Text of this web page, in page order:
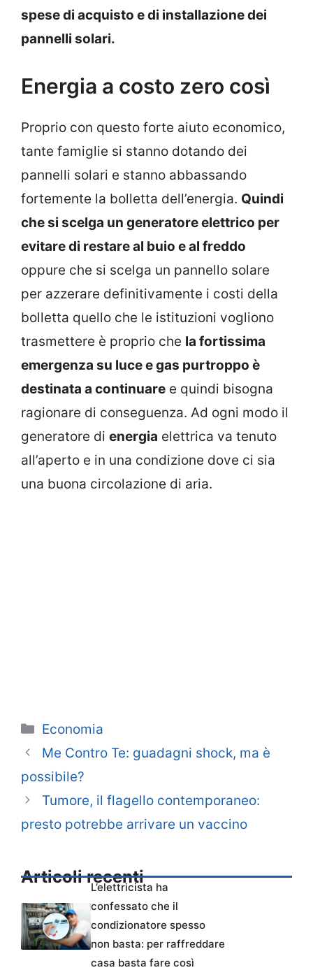
spese di acquisto e di installazione dei
pannelli solari.
Energia a costo zero così
Proprio con questo forte aiuto economico,
tante famiglie si stanno dotando dei
pannelli solari e stanno abbassando
fortemente la bolletta dell’energia. Quindi
che si scelga un generatore elettrico per
evitare di restare al buio e al freddo
oppure che si scelga un pannello solare
per azzerare definitivamente i costi della
bolletta quello che le istituzioni vogliono
trasmettere è proprio che la fortissima
emergenza su luce e gas purtroppo è
destinata a continuare e quindi bisogna
ragionare di conseguenza. Ad ogni modo il
generatore di energia elettrica va tenuto
all’aperto e in una condizione dove ci sia
una buona circolazione di aria.
Categorie
Economia
Me Contro Te: guadagni shock, ma è
possibile?
Tumore, il flagello contemporaneo:
presto potrebbe arrivare un vaccino
Articoli recenti
L’elettricista ha
confessato che il
condizionatore spesso
non basta: per raffreddare
casa basta fare così